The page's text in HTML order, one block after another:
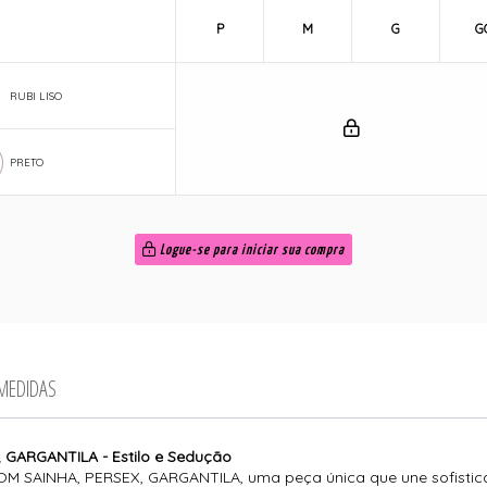
RUBI LISO
PRETO
P M G
Logue-se para iniciar sua compra
GARGANTILA - Estilo e Sedução
SAINHA, PERSEX, GARGANTILA, uma peça única que une